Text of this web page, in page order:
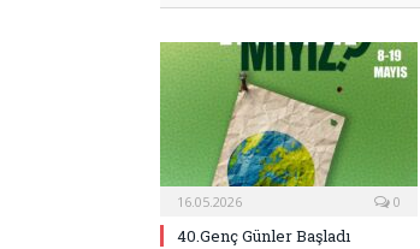
16.05.2026 0
40.Genç Günler Başladı